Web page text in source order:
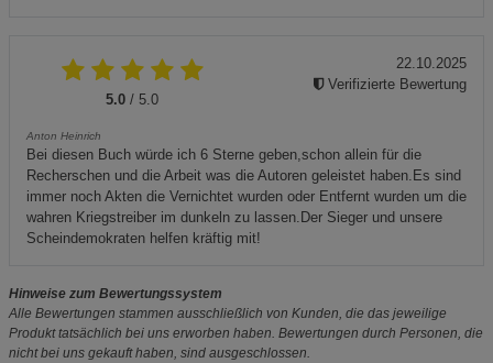
5.0 / 5.0
Anton Heinrich
Bei diesen Buch würde ich 6 Sterne geben,schon allein für die
Recherschen und die Arbeit was die Autoren geleistet haben.Es sind
immer noch Akten die Vernichtet wurden oder Entfernt wurden um die
wahren Kriegstreiber im dunkeln zu lassen.Der Sieger und unsere
Scheindemokraten helfen kräftig mit!
22.10.2025
Verifizierte Bewertung
Hinweise zum Bewertungssystem
Alle Bewertungen stammen ausschließlich von Kunden, die das jeweilige
Produkt tatsächlich bei uns erworben haben. Bewertungen durch Personen, die
nicht bei uns gekauft haben, sind ausgeschlossen.